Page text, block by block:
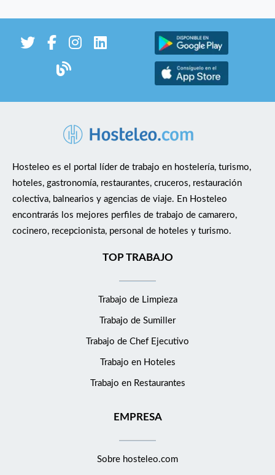
Hosteleo es el portal líder de trabajo en hostelería, turismo,
hoteles, gastronomía, restaurantes, cruceros, restauración
colectiva, balnearios y agencias de viaje. En Hosteleo
encontrarás los mejores perfiles de trabajo de camarero,
cocinero, recepcionista, personal de hoteles y turismo.
TOP TRABAJO
Trabajo de Limpieza
Trabajo de Sumiller
Trabajo de Chef Ejecutivo
Trabajo en Hoteles
Trabajo en Restaurantes
EMPRESA
Sobre hosteleo.com